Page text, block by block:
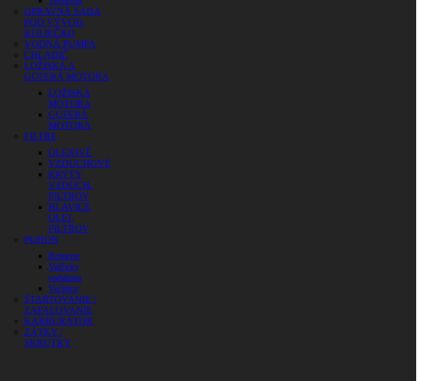
OPRAVNÁ SADA
POD VÝVOD.
KOLIEČKO
VODNÁ PUMPA
CHLADIČ
LOŽISKÁ A
GUFERÁ MOTORA
LOŽISKÁ
MOTORA
GUFERÁ
MOTORA
FILTRE
OLEJOVÉ
VZDUCHOVÉ
KRYTY
VZDUCH.
FILTROV
HLAVICE
OLEJ.
FILTROV
POHON
Remene
Valčeky
variátora
Variátor
ŠTARTOVANIE /
ZAPAĽOVANIE
KARBURÁTOR
ZÁTKY /
SKRUTKY